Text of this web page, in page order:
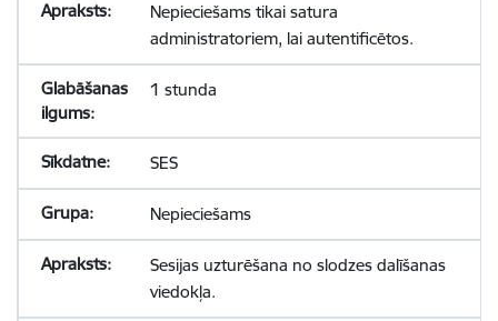
Nepieciešams tikai satura
administratoriem, lai autentificētos.
1 stunda
SES
Nepieciešams
Sesijas uzturēšana no slodzes dalīšanas
viedokļa.